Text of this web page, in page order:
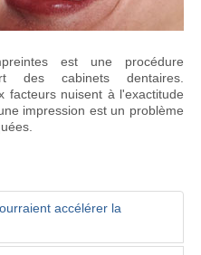
est une procédure
des cabinets dentaires.
facteurs nuisent à l'exactitude
impression est un problème
accélérer la